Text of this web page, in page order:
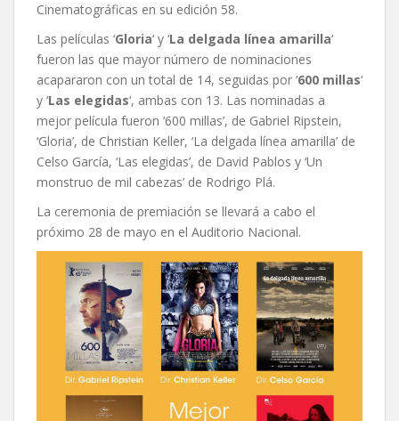
Cinematográficas en su edición 58.
Las películas ‘Gloria‘ y ‘La delgada línea amarilla‘
fueron las que mayor número de nominaciones
acapararon con un total de 14, seguidas por ‘600 millas‘
y ‘Las elegidas‘, ambas con 13. Las nominadas a
mejor película fueron ‘600 millas’, de Gabriel Ripstein,
‘Gloria’, de Christian Keller, ‘La delgada línea amarilla’ de
Celso García, ‘Las elegidas’, de David Pablos y ‘Un
monstruo de mil cabezas’ de Rodrigo Plá.
La ceremonia de premiación se llevará a cabo el
próximo 28 de mayo en el Auditorio Nacional.